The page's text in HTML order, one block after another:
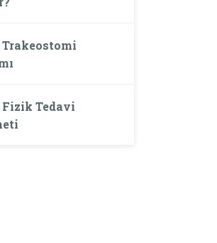
Trakeostomi
Fizik Tedavi